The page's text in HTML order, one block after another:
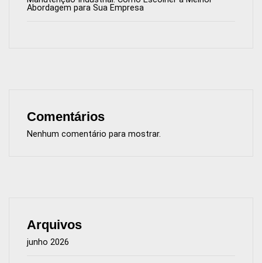
Abordagem para Sua Empresa
Comentários
Nenhum comentário para mostrar.
Arquivos
junho 2026